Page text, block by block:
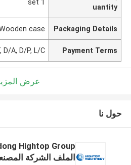
uantity
1 set
Packaging Details
case
Payment Terms
A, D/P, L/C
عرض
حول نا
Hightop Group
الملف الشركة